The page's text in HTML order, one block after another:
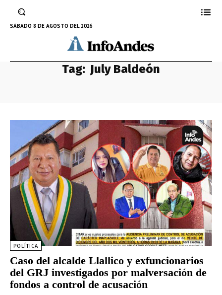
SÁBADO 8 DE AGOSTO DEL 2026
Tag: July Baldeón
POLÍTICA
Caso del alcalde Llallico y exfuncionarios
del GRJ investigados por malversación de
fondos a control de acusación